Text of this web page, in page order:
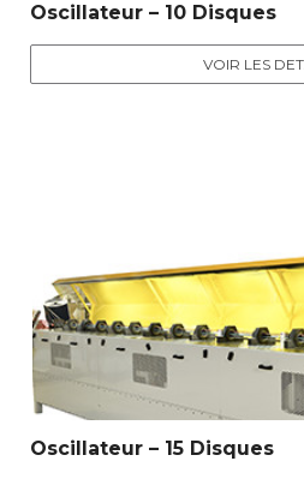
Oscillateur – 10 Disques
VOIR LES
Oscillateur – 15 Disques